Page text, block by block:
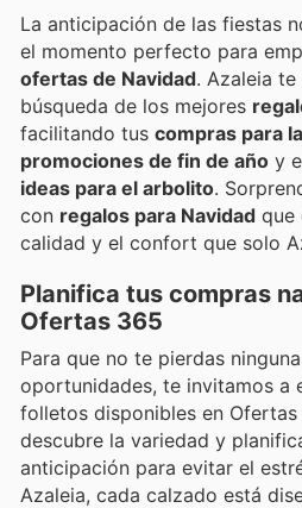
La anticipación de las fiestas
el momento perfecto para
ofertas de Navidad. Azaleia
búsqueda de los mejores
facilitando tus compras para
promociones de fin de año y
ideas para el arbolito.
con regalos para Navidad que
calidad y el confort que solo
Planifica tus compras
Ofertas 365
Para que no te pierdas
oportunidades, te invitamos a
folletos disponibles en
descubre la variedad y
anticipación para evitar el
Azaleia, cada calzado está